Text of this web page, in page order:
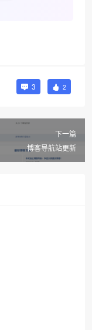
3 2
下一篇
博客导航站更新